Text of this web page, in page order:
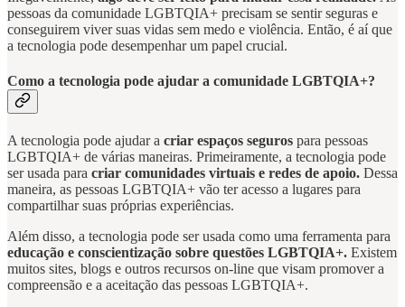
pessoas da comunidade LGBTQIA+ precisam se sentir seguras e
conseguirem viver suas vidas sem medo e violência. Então, é aí que
a tecnologia pode desempenhar um papel crucial.
Como a tecnologia pode ajudar a comunidade LGBTQIA+?
A tecnologia pode ajudar a criar espaços seguros para pessoas
LGBTQIA+ de várias maneiras. Primeiramente, a tecnologia pode
ser usada para criar comunidades virtuais e redes de apoio. Dessa
maneira, as pessoas LGBTQIA+ vão ter acesso a lugares para
compartilhar suas próprias experiências.
Além disso, a tecnologia pode ser usada como uma ferramenta para
educação e conscientização sobre questões LGBTQIA+. Existem
muitos sites, blogs e outros recursos on-line que visam promover a
compreensão e a aceitação das pessoas LGBTQIA+.